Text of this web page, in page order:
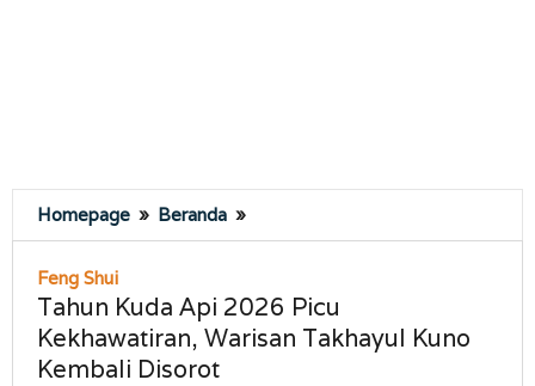
Homepage » Beranda »
Kuda
2026
Picu
Kekhawatiran,
Feng Shui
Tahun Kuda Api 2026 Picu
Kekhawatiran, Warisan Takhayul Kuno
Kembali Disorot